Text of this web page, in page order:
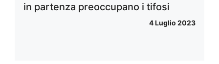
in partenza preoccupano i tifosi
4 Luglio 2023